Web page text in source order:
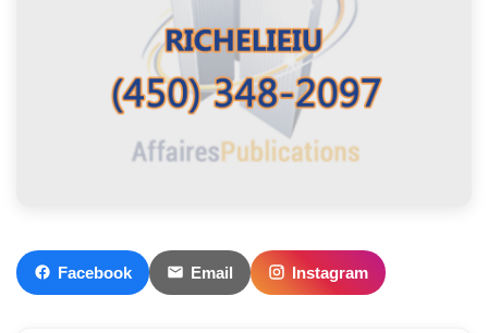
Facebook Email Instagram